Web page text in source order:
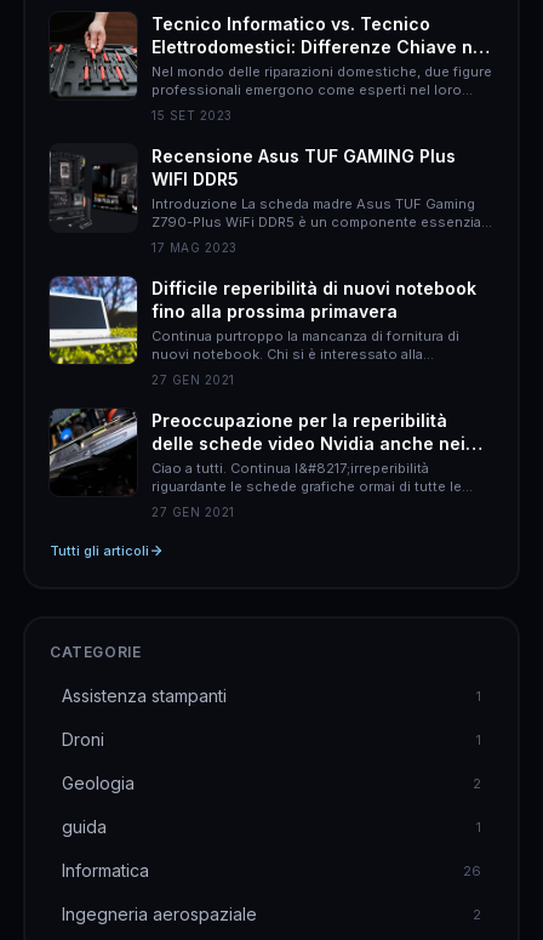
Tecnico Informatico vs. Tecnico
Elettrodomestici: Differenze Chiave nel
Mondo delle Riparazioni Domestiche
Nel mondo delle riparazioni domestiche, due figure
professionali emergono come esperti nel loro
campo: il tecnico informatico e il tecnico
elettrodomestici. Sebbene entrambi abbiano
responsabilità, approcci e persino il rapporto con
il cliente possono essere molto diversi. In questo
articolo, proverò ad esporvi le differenze chiave tra
queste due &hellip;
15 SET 2023
Recensione Asus TUF GAMING Plus
WIFI DDR5
Introduzione La scheda madre Asus TUF Gaming
Z790-Plus WiFi DDR5 è un componente essenziale
per gli appassionati di gaming che desiderano un
sistema potente e affidabile. Con una serie di
scheda madre offre prestazioni elevate, un design
accattivante e una connettività avanzata.
Caratteristiche principali La Asus TUF Gaming
Z790-Plus WiFi DDR5 è &hellip;
17 MAG 2023
Difficile reperibilità di nuovi notebook
fino alla prossima primavera
Continua purtroppo la mancanza di fornitura di
nuovi notebook. Chi si è interessato alla
questione, perché magari voleva procurarsi un
nuovo notebook avrà notato du aspetti: il primo è
aumentati anche del 30%. L&#8217;altro giorno mi
è capito di dover discutere con un cliente che
aveva &hellip;
27 GEN 2021
Preoccupazione per la reperibilità
delle schede video Nvidia anche nei
prossimi mesi
Ciao a tutti. Continua l&#8217;irreperibilità
riguardante le schede grafiche ormai di tutte le
tipologie. Fin dalla presentazione della nuova serie
3000 Nvidia ci sono stati problemi di
chiarezza sulla fornitura da parte dei fornitori che a
27 GEN 2021
Tutti gli articoli
CATEGORIE
Assistenza stampanti 1
Droni 1
Geologia 2
guida 1
Informatica 26
Ingegneria aerospaziale 2